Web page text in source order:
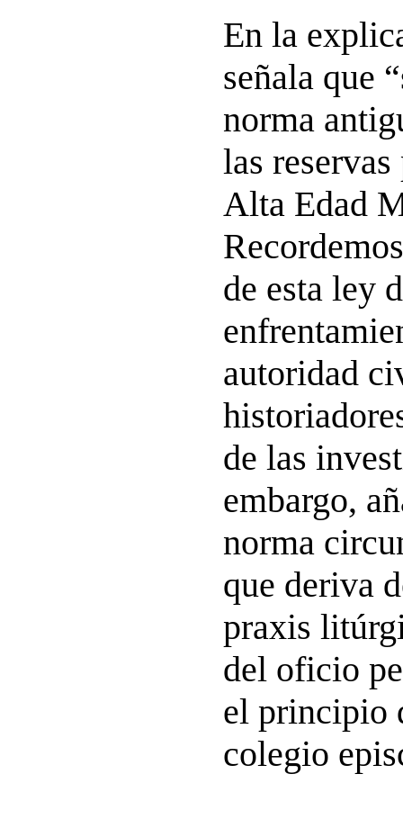
En la
señala que
norma
las
Alta Edad
de esta ley
autoridad
de las
embargo,
norma
que deriva
praxis
del oficio
el principio
colegio